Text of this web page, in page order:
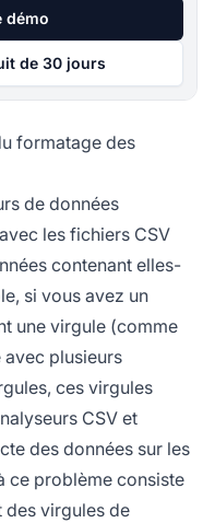
démo
de 30 jours
formatage des
de données
les fichiers CSV
contenant elles-
si vous avez un
une virgule (comme
avec plusieurs
ces virgules
CSV et
des données sur les
ce problème consiste
des virgules de